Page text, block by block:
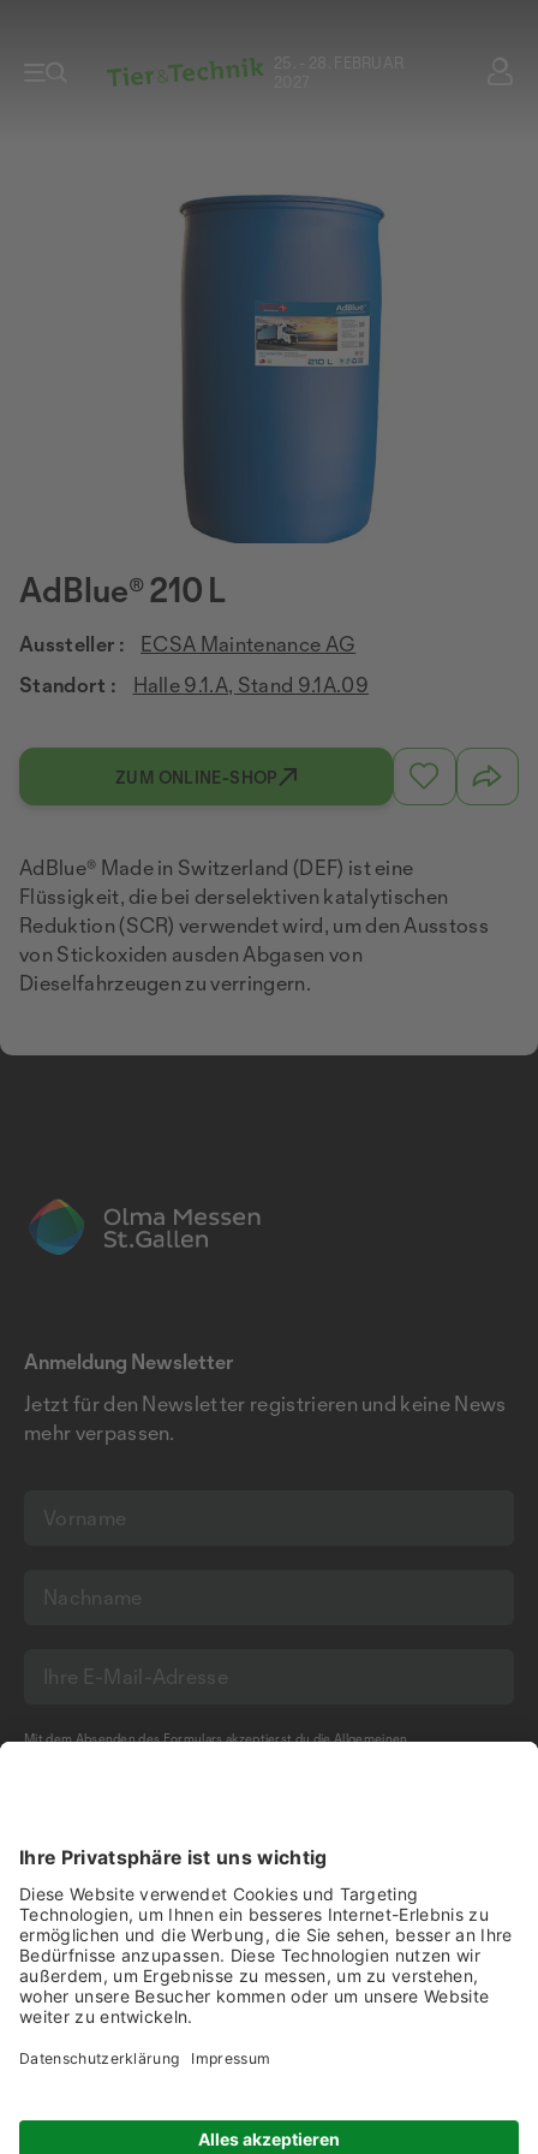
25. - 28. FEBRUAR
AdBlue® 210 L
Aussteller :
ECSA Maintenance AG
Standort :
Halle 9.1.A, Stand 9.1A.09
ZUM ONLINE-SHOP
AdBlue® Made in Switzerland (DEF) ist eine
Flüssigkeit, die bei derselektiven katalytischen
Reduktion (SCR) verwendet wird, um den Ausstoss
von Stickoxiden ausden Abgasen von
Dieselfahrzeugen zu verringern.
Anmeldung Newsletter
Jetzt für den Newsletter registrieren und keine News
mehr verpassen.
Mit dem Absenden des Formulars akzeptierst du dieAllgemeinen
Impressum Disclaimer Datenschutz